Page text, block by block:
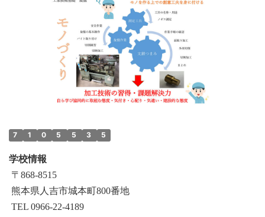
7 1 0 5 5 3 5
学校情報
〒868‐8515
熊本県人吉市城本町800番地
TEL 0966-22-4189